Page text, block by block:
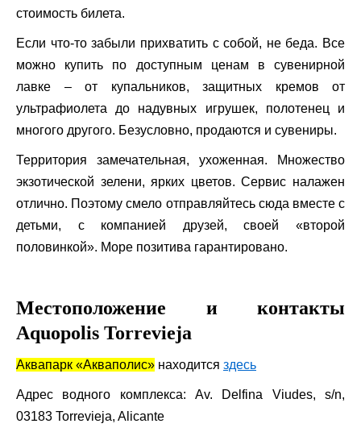
стоимость билета.
Если что-то забыли прихватить с собой, не беда. Все
можно купить по доступным ценам в сувенирной
лавке – от купальников, защитных кремов от
ультрафиолета до надувных игрушек, полотенец и
многого другого. Безусловно, продаются и сувениры.
Территория замечательная, ухоженная. Множество
экзотической зелени, ярких цветов. Сервис налажен
отлично. Поэтому смело отправляйтесь сюда вместе с
детьми, с компанией друзей, своей «второй
половинкой». Море позитива гарантировано.
Местоположение и контакты
Aquopolis Torrevieja
Аквапарк «Акваполис» находится здесь
Адрес водного комплекса: Av. Delfina Viudes, s/n,
03183 Torrevieja, Alicante